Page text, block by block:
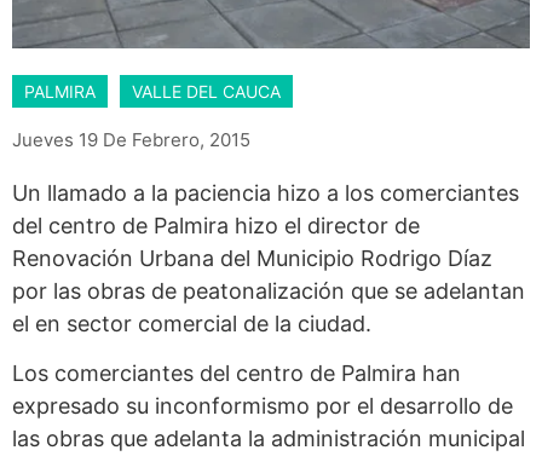
PALMIRA VALLE DEL CAUCA
Jueves 19 De Febrero, 2015
Un llamado a la paciencia hizo a los comerciantes
del centro de Palmira hizo el director de
Renovación Urbana del Municipio Rodrigo Díaz
por las obras de peatonalización que se adelantan
el en sector comercial de la ciudad.
Los comerciantes del centro de Palmira han
expresado su inconformismo por el desarrollo de
las obras que adelanta la administración municipal